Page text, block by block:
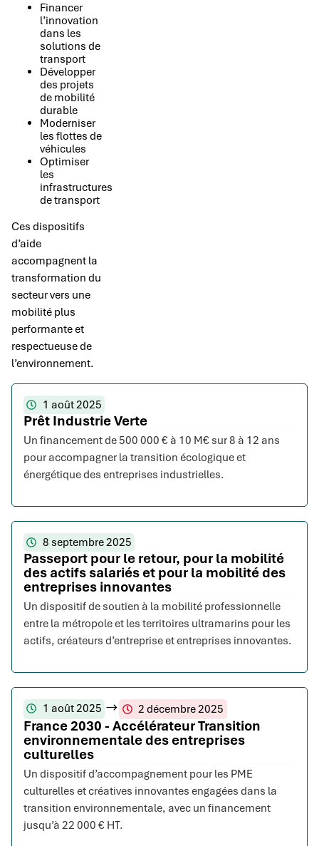
Financer
l’innovation
dans les
solutions de
transport
Développer
des projets
de mobilité
durable
Moderniser
les flottes de
véhicules
Optimiser
les
infrastructures
de transport
Ces dispositifs
d’aide
accompagnent la
transformation du
secteur vers une
mobilité plus
performante et
respectueuse de
l’environnement.
1 août 2025
Prêt Industrie Verte
Un financement de 500 000 € à 10 M€ sur 8 à 12 ans
pour accompagner la transition écologique et
énergétique des entreprises industrielles.
8 septembre 2025
Passeport pour le retour, pour la mobilité
des actifs salariés et pour la mobilité des
entreprises innovantes
Un dispositif de soutien à la mobilité professionnelle
entre la métropole et les territoires ultramarins pour les
actifs, créateurs d’entreprise et entreprises innovantes.
1 août 2025 2 décembre 2025
France 2030 - Accélérateur Transition
environnementale des entreprises
culturelles
Un dispositif d’accompagnement pour les PME
culturelles et créatives innovantes engagées dans la
transition environnementale, avec un financement
jusqu’à 22 000 € HT.